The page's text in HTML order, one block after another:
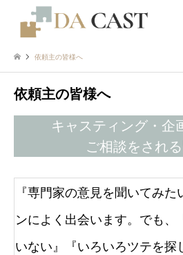
依頼主の皆様へ
依頼主の皆様へ
キャスティング・企
ご相談をされ
『専門家の意見を聞いてみ
ンによく出会います。でも、
いない』『いろいろツテを探